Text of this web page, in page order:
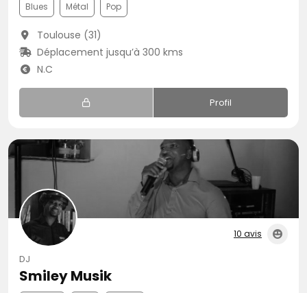
Blues Métal Pop
Toulouse (31)
Déplacement jusqu’à 300 kms
N.C
Profil
10 avis
DJ
Smiley Musik